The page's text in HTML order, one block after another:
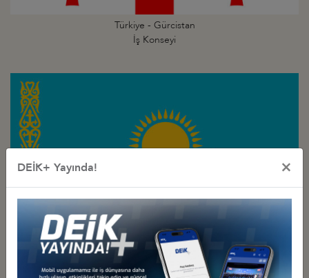
Türkiye - Gürcistan
İş Konseyi
Türkiye - Kazakistan
İş Konseyi
DEİK+ Yayında! ×